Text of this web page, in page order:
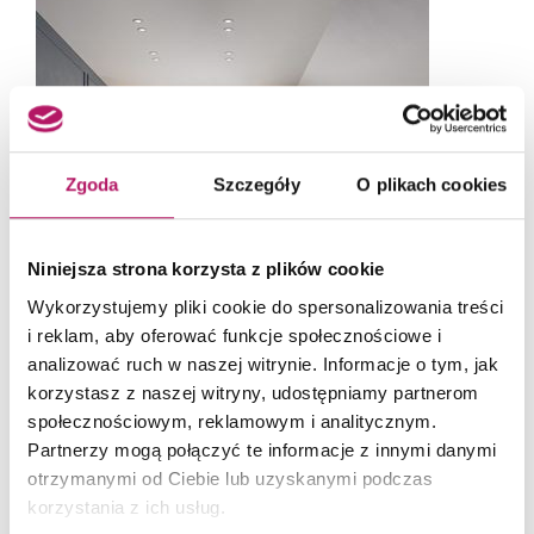
Zgoda Szczegóły O plikach cookies
Niniejsza strona korzysta z plików cookie
Wykorzystujemy pliki cookie do spersonalizowania treści
i reklam, aby oferować funkcje społecznościowe i
analizować ruch w naszej witrynie. Informacje o tym, jak
korzystasz z naszej witryny, udostępniamy partnerom
społecznościowym, reklamowym i analitycznym.
Partnerzy mogą połączyć te informacje z innymi danymi
otrzymanymi od Ciebie lub uzyskanymi podczas
korzystania z ich usług.
Klasyczna sypialnia na poddaszu. Projekt i zdjęcia: Tecta Studio